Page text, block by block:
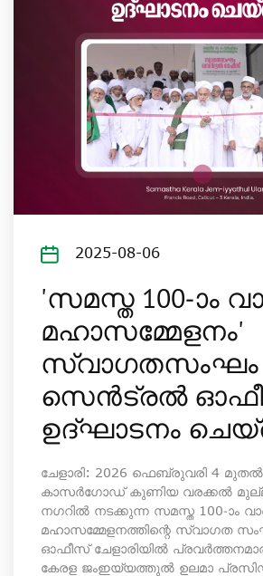
2025-08-06
'സമസ്ത 100-ാം
മഹാസമ്മേളനം'
സ്വാഗതസംഘം
സെന്‍ട്രല്‍
ഉദ്ഘാടനം
ചേളാരി: 2026 ഫെബ്രുവരി 4
കാസര്‍ഗോഡ് കുണിയ വരക്കല്‍
നഗറില്‍ നടക്കുന്ന സമസ്ത 100-ാം
മഹാസമ്മേളനത്തിന്റെ സ്വാഗത
ഓഫീസ് ചേളാരിയില്‍
കേരള ജംഇയ്യത്തുല്‍ ഉലമാ